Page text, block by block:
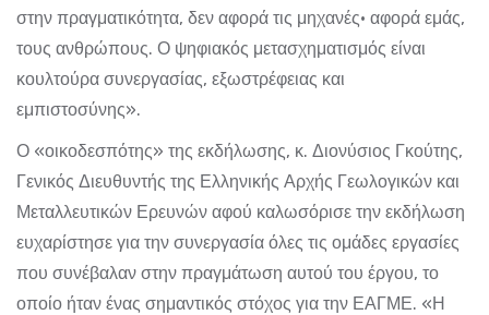
στην πραγματικότητα, δεν αφορά τις μηχανές· αφορά εμάς,
τους ανθρώπους. Ο ψηφιακός μετασχηματισμός είναι
κουλτούρα συνεργασίας, εξωστρέφειας και
εμπιστοσύνης».
Ο «οικοδεσπότης» της εκδήλωσης, κ. Διονύσιος Γκούτης,
Γενικός Διευθυντής της Ελληνικής Αρχής Γεωλογικών και
Μεταλλευτικών Ερευνών αφού καλωσόρισε την εκδήλωση
ευχαρίστησε για την συνεργασία όλες τις ομάδες εργασίες
που συνέβαλαν στην πραγμάτωση αυτού του έργου, το
οποίο ήταν ένας σημαντικός στόχος για την ΕΑΓΜΕ. «Η